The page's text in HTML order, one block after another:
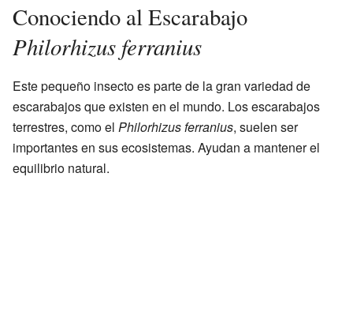
Conociendo al Escarabajo
Philorhizus ferranius
Este pequeño insecto es parte de la gran variedad de
escarabajos que existen en el mundo. Los escarabajos
terrestres, como el Philorhizus ferranius, suelen ser
importantes en sus ecosistemas. Ayudan a mantener el
equilibrio natural.